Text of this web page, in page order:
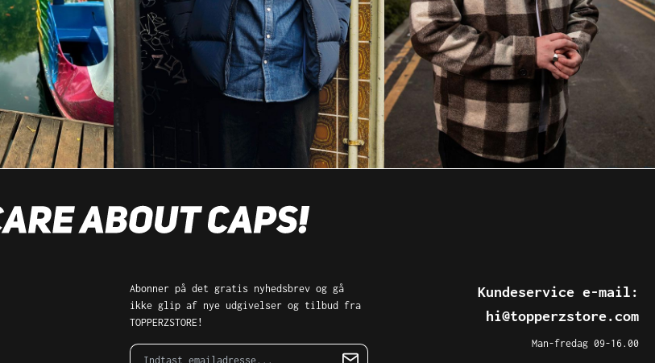
Abonner på det gratis nyhedsbrev og gå
ikke glip af nye udgivelser og tilbud fra
TOPPERZSTORE!
Kundeservice e-mail:
hi@topperzstore.com
Man-fredag 09-16.00